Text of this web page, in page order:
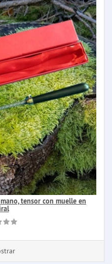
tensor con muelle en